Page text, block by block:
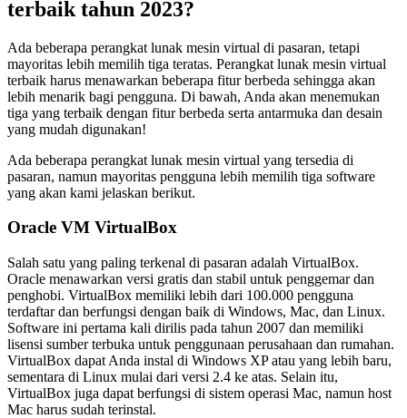
terbaik tahun 2023?
Ada beberapa perangkat lunak mesin virtual di pasaran, tetapi
mayoritas lebih memilih tiga teratas. Perangkat lunak mesin virtual
terbaik harus menawarkan beberapa fitur berbeda sehingga akan
lebih menarik bagi pengguna. Di bawah, Anda akan menemukan
tiga yang terbaik dengan fitur berbeda serta antarmuka dan desain
yang mudah digunakan!
Ada beberapa perangkat lunak mesin virtual yang tersedia di
pasaran, namun mayoritas pengguna lebih memilih tiga software
yang akan kami jelaskan berikut.
Oracle VM VirtualBox
Salah satu yang paling terkenal di pasaran adalah VirtualBox.
Oracle menawarkan versi gratis dan stabil untuk penggemar dan
penghobi. VirtualBox memiliki lebih dari 100.000 pengguna
terdaftar dan berfungsi dengan baik di Windows, Mac, dan Linux.
Software ini pertama kali dirilis pada tahun 2007 dan memiliki
lisensi sumber terbuka untuk penggunaan perusahaan dan rumahan.
VirtualBox dapat Anda instal di Windows XP atau yang lebih baru,
sementara di Linux mulai dari versi 2.4 ke atas. Selain itu,
VirtualBox juga dapat berfungsi di sistem operasi Mac, namun host
Mac harus sudah terinstal.